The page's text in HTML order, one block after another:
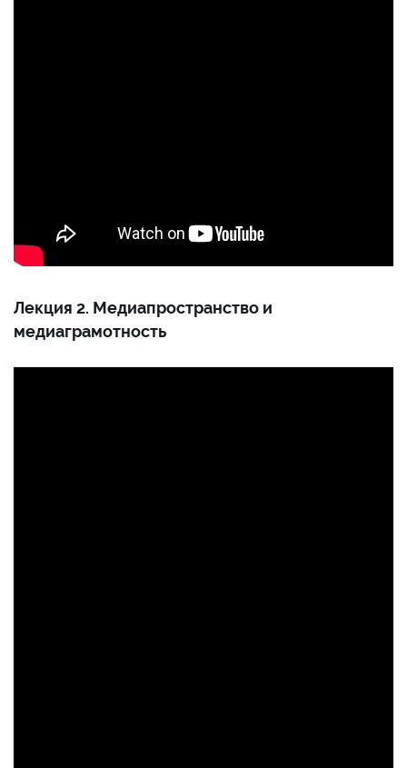
Лекция 2. Медиапространство и
медиаграмотность